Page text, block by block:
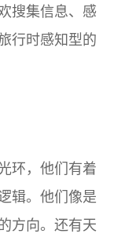
搜集信息、感
行时感知型的
环，他们有着
辑。他们像是
方向。还有天